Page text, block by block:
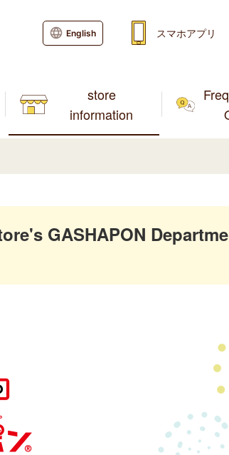
store
information
English スマホアプリ
GASHAPON